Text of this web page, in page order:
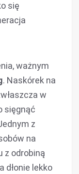
się
ważnym
. Naskórek na
w
sięgnąć
z
na
z odrobiną
dłonie lekko